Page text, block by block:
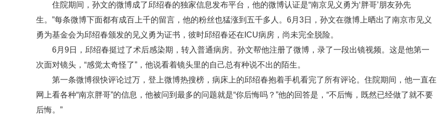
住院期间，孙文的微博成了邱绍春的独家信息发布平台，他的微博认证是“南京见义勇为‘胖哥’朋友孙先
生。”每条微博下面都有成百上千的留言，他的粉丝也猛涨到五千多人。6月3日，孙文在微博上晒出了南京市见义
勇为基金会为邱绍春颁发的见义勇为证书，彼时邱绍春还在ICU病房，尚未完全脱险。
6月9日，邱绍春挺过了术后感染期，转入普通病房。孙文帮他注册了微博，录了一段出镜视频。这是他第一
次面对镜头，“感觉太奇怪了”，他说看着镜头里的自己总有种说不出的陌生。
第一条微博很快评论过万，登上微博热搜榜，病床上的邱绍春抱着手机看完了所有评论。住院期间，他一直在
网上看各种“南京胖哥”的信息，他被问到最多的问题就是“你后悔吗？”他的回答是，“不后悔，既然已经做了就不要
后悔。”